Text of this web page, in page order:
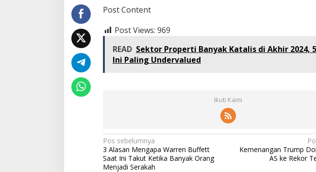
Post Content
Post Views: 969
READ Sektor Properti Banyak Katalis di Akhir 2024,
Ini Paling Undervalued
Ikuti Kami
Navigasi
pos
Pos sebelumnya
3 Alasan Mengapa Warren Buffett
Saat Ini Takut Ketika Banyak Orang
Menjadi Serakah
Kemenangan Trump
AS ke Rekor